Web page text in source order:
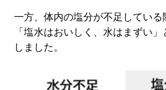
一方、体内の塩分が不足している
「塩水はおいしく、水はまずい
しました。